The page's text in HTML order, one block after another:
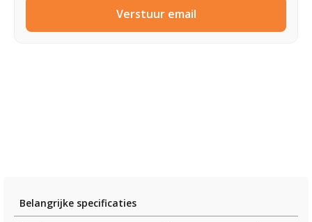
Verstuur email
Belangrijke specificaties